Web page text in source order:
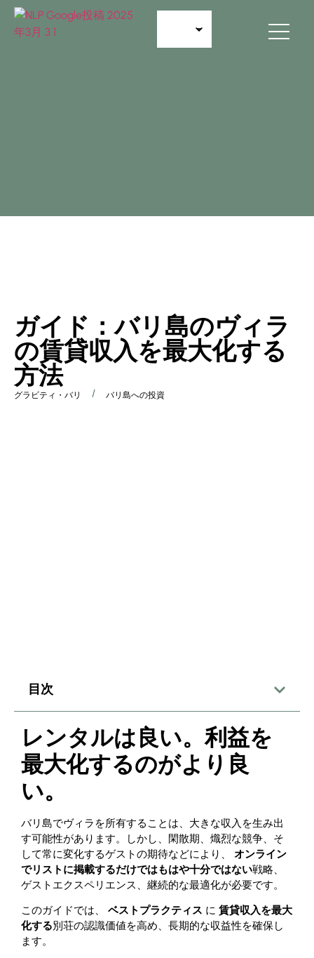
ガイド：バリ島のヴィラ
の賃貸収入を最大化する
方法
グラビティ・バリ / バリ島への投資
目次
レンタルは良い。利益を
最大化するのがより良
い。
バリ島でヴィラを所有することは、大きな収入を生み出
す可能性があります。しかし、閑散期、熾烈な競争、そ
して常に変化するゲストの期待などにより、 オンライン
でリストに掲載するだけではもはや十分ではない戦略、
ゲストエクスペリエンス、継続的な最適化が必要です。
このガイドでは、 ベストプラクティス に 賃貸収入を最大
化する別荘の認識価値を高め、長期的な収益性を確保し
ます。